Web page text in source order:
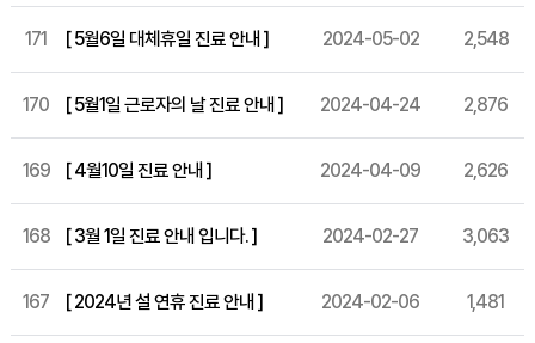
171 [ 5월6일 대체휴일 진료 안내 ] 2024-05-02 2,548
170 [ 5월1일 근로자의 날 진료 안내 ] 2024-04-24 2,876
169 [ 4월10일 진료 안내 ] 2024-04-09 2,626
168 [ 3월 1일 진료 안내 입니다. ] 2024-02-27 3,063
167 [ 2024년 설 연휴 진료 안내 ] 2024-02-06 1,481